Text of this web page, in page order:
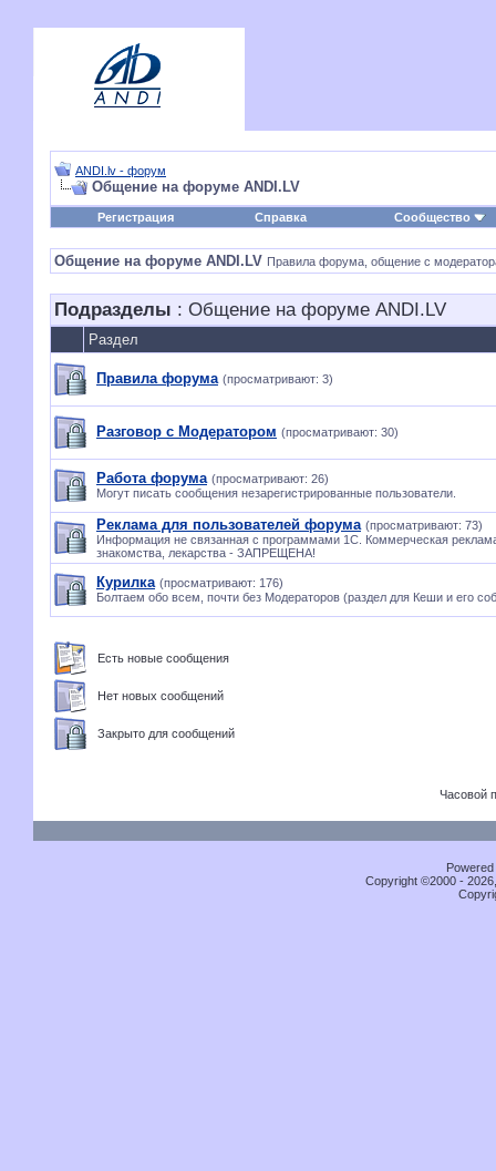
ANDI.lv - форум
Общение на форуме ANDI.LV
Регистрация Справка Сообщество
Общение на форуме ANDI.LV Правила форума, общение с
Подразделы : Общение на форуме ANDI.LV
Раздел
Правила форума (просматривают: 3)
Разговор с Модератором (просматривают: 30)
Работа форума (просматривают: 26)
Могут писать сообщения незарегистрированные пользователи.
Реклама для пользователей форума (просматривают: 73)
Информация не связанная с программами 1С. Коммерческая
знакомства, лекарства - ЗАПРЕЩЕНА!
Курилка (просматривают: 176)
Болтаем обо всем, почти без Модераторов (раздел для Кеши и его
Есть новые сообщения
Нет новых сообщений
Закрыто для сообщений
Часовой
Copyright ©2000 -